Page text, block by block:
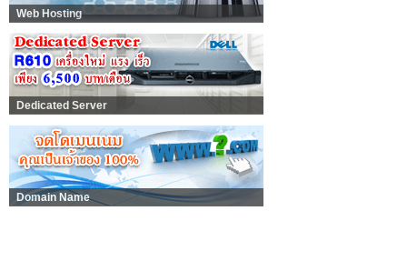
Web Hosting
Dedicated Server
Domain Name